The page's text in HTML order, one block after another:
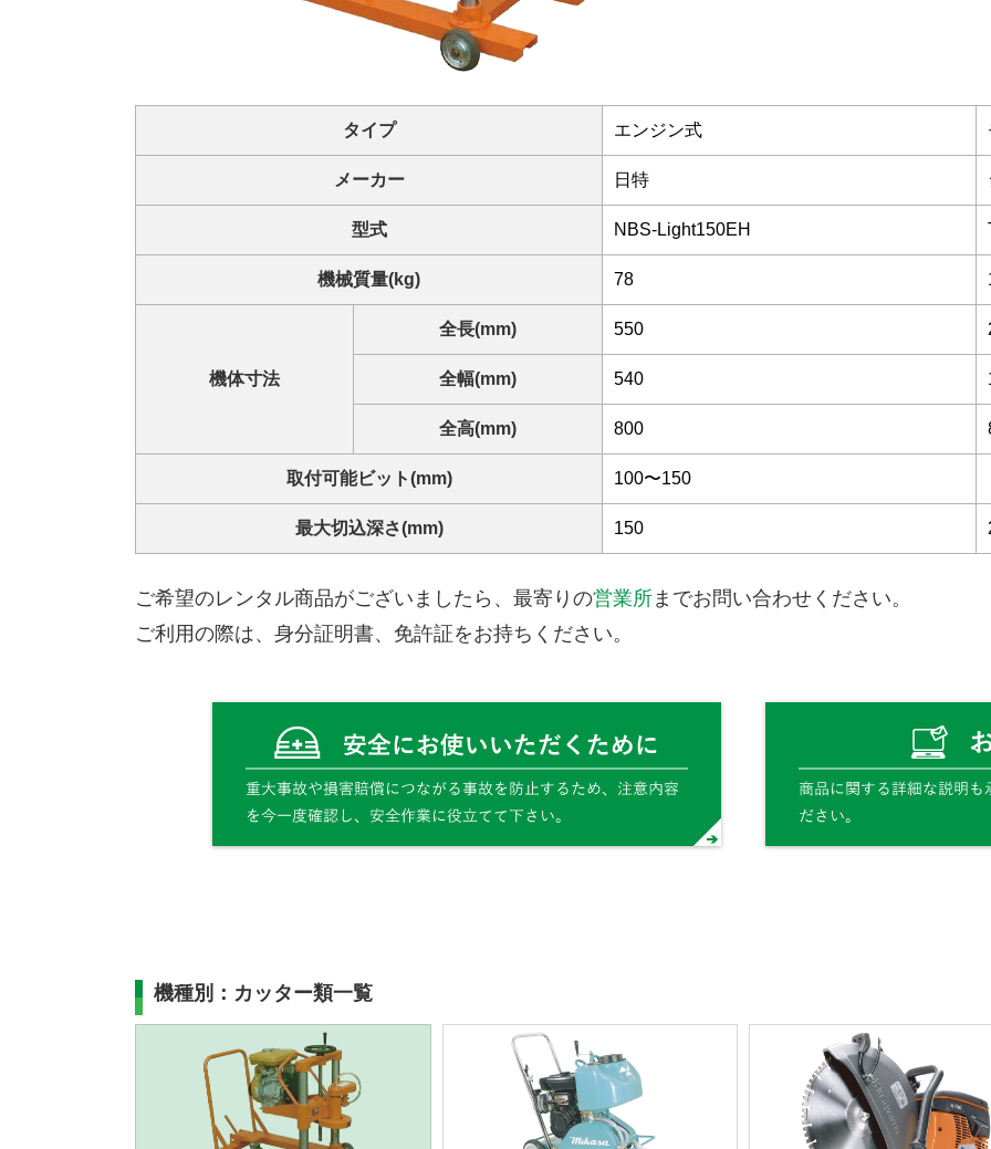
タイプ エンジン式
メーカー 日特
型式 NBS-Light150EH
機械質量(kg) 78
機体寸法
全長(mm) 550
全幅(mm) 540
全高(mm) 800
取付可能ビット(mm) 100〜150
最大切込深さ(mm) 150
ご希望のレンタル商品がございましたら、最寄りの営業所までお問い合わせください。
ご利用の際は、身分証明書、免許証をお持ちください。
機種別：カッター類一覧